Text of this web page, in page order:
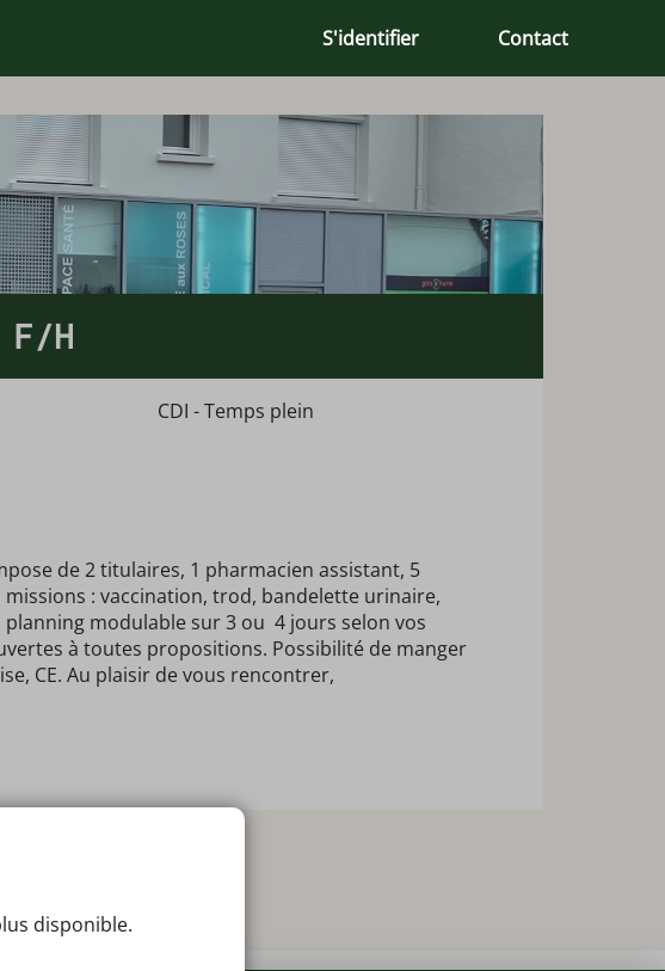
S'identifier Contact
H
CDI - Temps plein
de 2 titulaires, 1 pharmacien assistant, 5
: vaccination, trod, bandelette urinaire,
modulable sur 3 ou 4 jours selon vos
à toutes propositions. Possibilité de manger
CE. Au plaisir de vous rencontrer,
disponible.